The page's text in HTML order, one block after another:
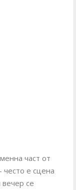
част от
често е сцена
се